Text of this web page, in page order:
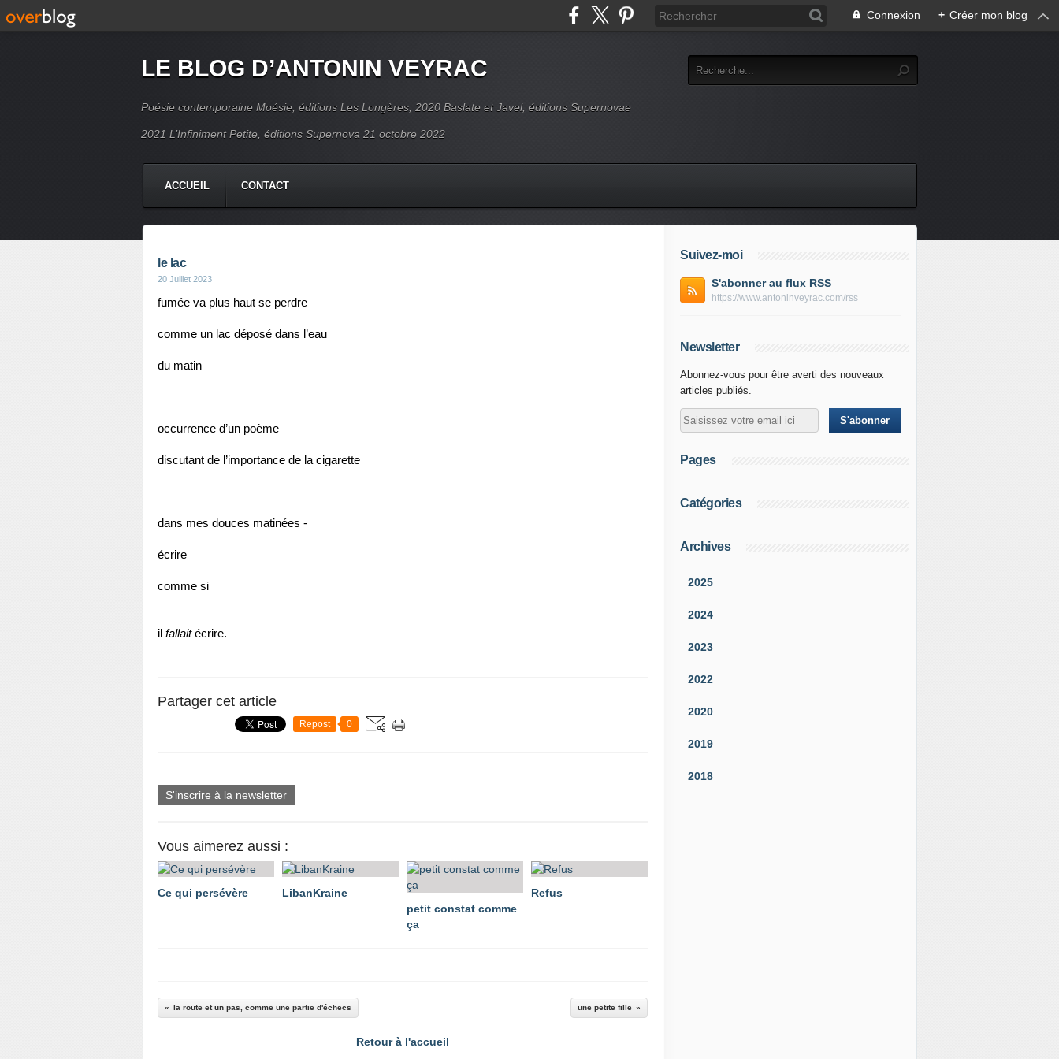
Connexion + Créer mon blog
LE BLOG D’ANTONIN VEYRAC
Poésie contemporaine Moésie, éditions Les Longères, 2020 Baslate et Javel, éditions Supernovae
2021 L’Infiniment Petite, éditions Supernova 21 octobre 2022
ACCUEIL CONTACT
le lac
20 Juillet 2023
fumée va plus haut se perdre
comme un lac déposé dans l’eau
du matin
occurrence d’un poème
discutant de l’importance de la cigarette
dans mes douces matinées -
écrire
comme si
il fallait écrire.
Partager cet article
Repost 0
S'inscrire à la newsletter
Vous aimerez aussi :
Ce qui persévère
LibanKraine
petit constat comme
ça
Refus
la route et un pas, comme une partie d'échecs une petite fille
Retour à l'accueil
Suivez-moi
S'abonner au flux RSS
https://www.antoninveyrac.com/rss
Newsletter
Abonnez-vous pour être averti des nouveaux
articles publiés.
Pages
Catégories
Archives
2025
2024
2023
2022
2020
2019
2018